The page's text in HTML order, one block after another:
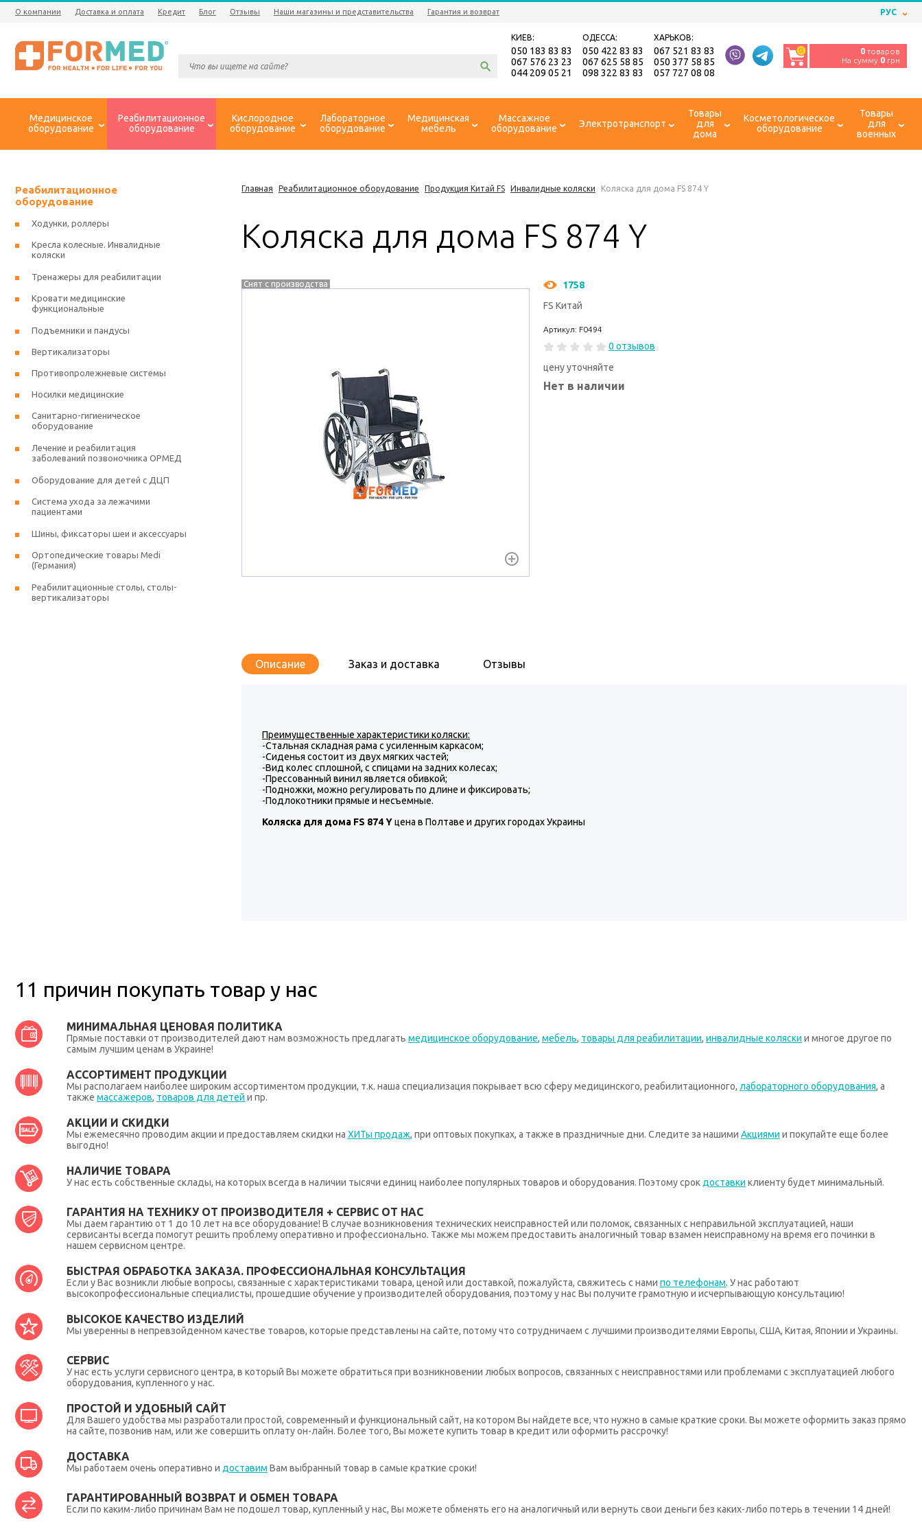
О компании Доставка и оплата Кредит Блог Отзывы Наши магазины и представительства Гарантия и возврат РУС
КИЕВ:
050 183 83 83
067 576 23 23
044 209 05 21
ОДЕССА:
050 422 83 83
067 625 58 85
098 322 83 83
ХАРЬКОВ:
067 521 83 83
050 377 58 85
057 727 08 08
0 0 товаров
На сумму 0 грн
Медицинское
оборудование
Реабилитационное
оборудование
Кислородное
оборудование
Лабораторное
оборудование
Медицинская
мебель
Массажное
оборудование
Электротранспорт
Товары
для
дома
Косметологическое
оборудование
Товары
для
военных
Главная Реабилитационное оборудование Продукция Китай FS Инвалидные коляски Коляска для дома FS 874 Y
Коляска для дома FS 874 Y
Снят с производства
1758
FS Китай
Артикул: F0494
0 отзывов
цену уточняйте
Нет в наличии
Описание Заказ и доставка Отзывы
Преимущественные характеристики коляски:
-Стальная складная рама с усиленным каркасом;
-Сиденья состоит из двух мягких частей;
-Вид колес сплошной, с спицами на задних колесах;
-Прессованный винил является обивкой;
-Подножки, можно регулировать по длине и фиксировать;
-Подлокотники прямые и несъемные.
Коляска для дома FS 874 Yцена в Полтаве и других городах Украины
Реабилитационное
оборудование
Ходунки, роллеры
Кресла колесные. Инвалидные
коляски
Тренажеры для реабилитации
Кровати медицинские
функциональные
Подъемники и пандусы
Вертикализаторы
Противопролежневые системы
Носилки медицинские
Санитарно-гигиеническое
оборудование
Лечение и реабилитация
заболеваний позвоночника ОРМЕД
Оборудование для детей с ДЦП
Система ухода за лежачими
пациентами
Шины, фиксаторы шеи и аксессуары
Ортопедические товары Medi
(Германия)
Реабилитационные столы, столы-
вертикализаторы
11 причин покупать товар у нас
МИНИМАЛЬНАЯ ЦЕНОВАЯ ПОЛИТИКА
Прямые поставки от производителей дают нам возможность предлагать медицинское оборудование, мебель, товары для реабилитации, инвалидные коляски и многое другое по
самым лучшим ценам в Украине!
АССОРТИМЕНТ ПРОДУКЦИИ
Мы располагаем наиболее широким ассортиментом продукции, т.к. наша специализация покрывает всю сферу медицинского, реабилитационного, лабораторного оборудования, а
также массажеров, товаров для детей и пр.
АКЦИИ И СКИДКИ
Мы ежемесячно проводим акции и предоставляем скидки на ХИТы продаж, при оптовых покупках, а также в праздничные дни. Следите за нашими Акциями и покупайте еще более
выгодно!
НАЛИЧИЕ ТОВАРА
У нас есть собственные склады, на которых всегда в наличии тысячи единиц наиболее популярных товаров и оборудования. Поэтому срок доставки клиенту будет минимальный.
ГАРАНТИЯ НА ТЕХНИКУ ОТ ПРОИЗВОДИТЕЛЯ + СЕРВИС ОТ НАС
Мы даем гарантию от 1 до 10 лет на все оборудование! В случае возникновения технических неисправностей или поломок, связанных с неправильной эксплуатацией, наши
сервисанты всегда помогут решить проблему оперативно и профессионально. Также мы можем предоставить аналогичный товар взамен неисправному на время его починки в
нашем сервисном центре.
БЫСТРАЯ ОБРАБОТКА ЗАКАЗА. ПРОФЕССИОНАЛЬНАЯ КОНСУЛЬТАЦИЯ
Если у Вас возникли любые вопросы, связанные с характеристиками товара, ценой или доставкой, пожалуйста, свяжитесь с нами по телефонам. У нас работают
высокопрофессиональные специалисты, прошедшие обучение у производителей оборудования, поэтому у нас Вы получите грамотную и исчерпывающую консультацию!
ВЫСОКОЕ КАЧЕСТВО ИЗДЕЛИЙ
Мы уверенны в непревзойденном качестве товаров, которые представлены на сайте, потому что сотрудничаем с лучшими производителями Европы, США, Китая, Японии и Украины.
СЕРВИС
У нас есть услуги сервисного центра, в который Вы можете обратиться при возникновении любых вопросов, связанных с неисправностями или проблемами с эксплуатацией любого
оборудования, купленного у нас.
ПРОСТОЙ И УДОБНЫЙ САЙТ
Для Вашего удобства мы разработали простой, современный и функциональный сайт, на котором Вы найдете все, что нужно в самые краткие сроки. Вы можете оформить заказ прямо
на сайте, позвонив нам, или же совершить оплату он-лайн. Более того, Вы можете купить товар в кредит или оформить рассрочку!
ДОСТАВКА
Мы работаем очень оперативно и доставим Вам выбранный товар в самые краткие сроки!
ГАРАНТИРОВАННЫЙ ВОЗВРАТ И ОБМЕН ТОВАРА
Если по каким-либо причинам Вам не подошел товар, купленный у нас, Вы можете обменять его на аналогичный или вернуть свои деньги без каких-либо потерь в течении 14 дней!